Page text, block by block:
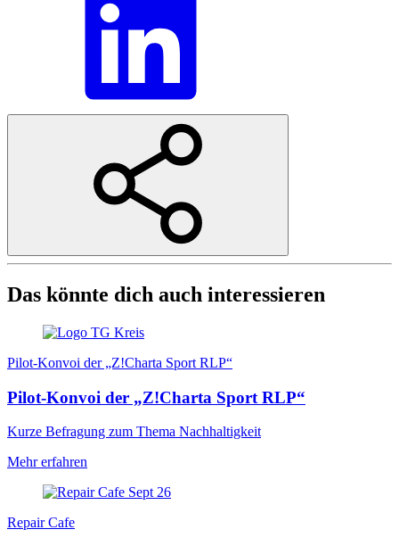
Das könnte dich auch interessieren
Pilot-Konvoi der „Z!Charta Sport RLP“
Pilot-Konvoi der „Z!Charta Sport RLP“
Kurze Befragung zum Thema Nachhaltigkeit
Mehr erfahren
Repair Cafe